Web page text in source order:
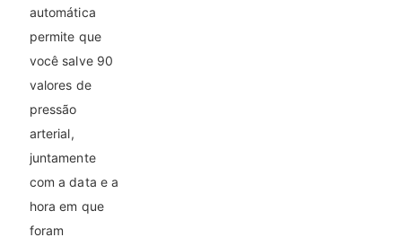
automática
permite que
você salve 90
valores de
pressão
arterial,
juntamente
com a data e a
hora em que
foram